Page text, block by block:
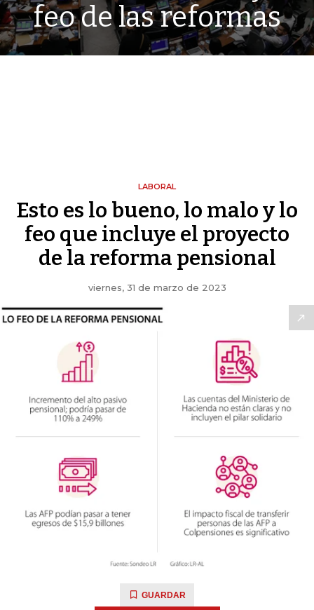
feo de las reformas
LABORAL
Esto es lo bueno, lo malo y lo
feo que incluye el proyecto
de la reforma pensional
viernes, 31 de marzo de 2023
GUARDAR